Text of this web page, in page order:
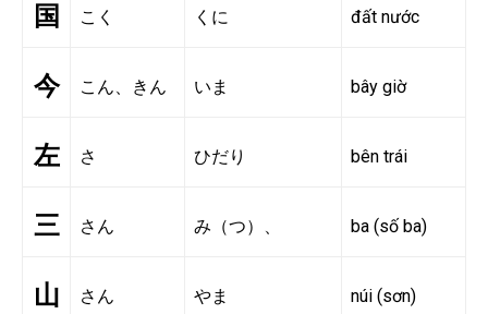
国 こく くに đất nước
今 こん、きん いま bây giờ
左 さ ひだり bên trái
三 さん み（つ）、 ba (số ba)
山 さん やま núi (sơn)